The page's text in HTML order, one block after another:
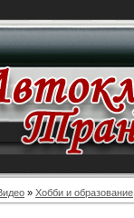
» Хобби и образование